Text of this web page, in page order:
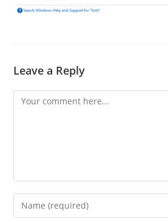
Leave a Reply
Comment
Enter
your